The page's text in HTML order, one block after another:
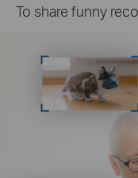
To share funny